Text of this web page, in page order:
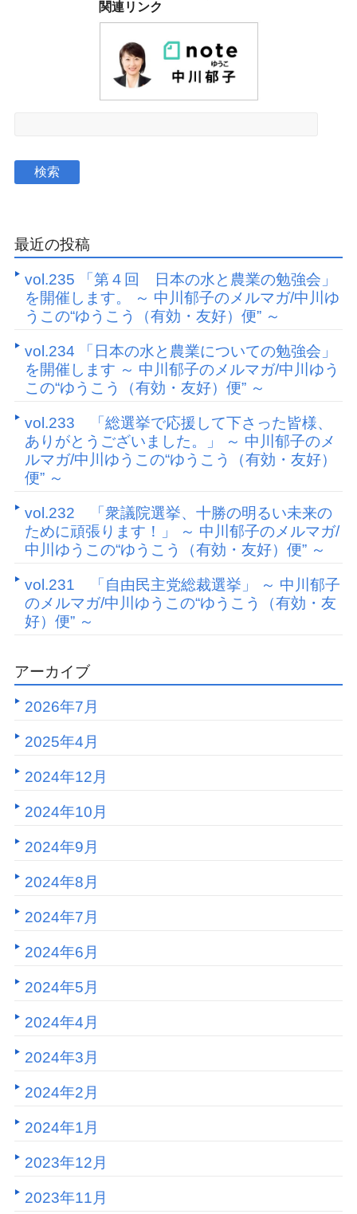
関連リンク
最近の投稿
vol.235 「第４回 日本の水と農業の勉強会」
を開催します。 ～ 中川郁子のメルマガ/中川ゆ
うこの“ゆうこう（有効・友好）便” ～
vol.234 「日本の水と農業についての勉強会」
を開催します ～ 中川郁子のメルマガ/中川ゆう
この“ゆうこう（有効・友好）便” ～
vol.233 「総選挙で応援して下さった皆様、
ありがとうございました。」 ～ 中川郁子のメ
ルマガ/中川ゆうこの“ゆうこう（有効・友好）
便” ～
vol.232 「衆議院選挙、十勝の明るい未来の
ために頑張ります！」 ～ 中川郁子のメルマガ/
中川ゆうこの“ゆうこう（有効・友好）便” ～
vol.231 「自由民主党総裁選挙」 ～ 中川郁子
のメルマガ/中川ゆうこの“ゆうこう（有効・友
好）便” ～
アーカイブ
2026年7月
2025年4月
2024年12月
2024年10月
2024年9月
2024年8月
2024年7月
2024年6月
2024年5月
2024年4月
2024年3月
2024年2月
2024年1月
2023年12月
2023年11月